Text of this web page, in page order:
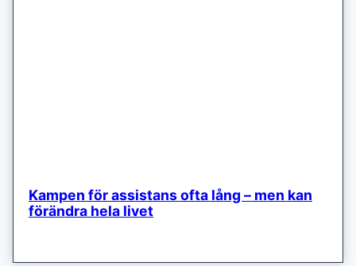
Kampen för assistans ofta lång – men kan
förändra hela livet